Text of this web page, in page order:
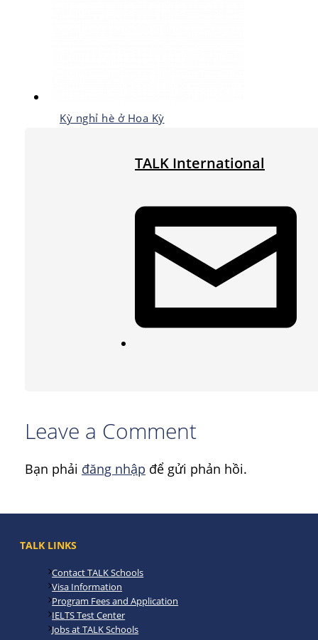
Kỳ nghỉ hè ở Hoa Kỳ
TALK International
Leave a Comment
Bạn phải đăng nhập để gửi phản hồi.
TALK LINKS
Contact TALK Schools
Visa Information
Program Fees and Application
IELTS Test Center
Jobs at TALK Schools